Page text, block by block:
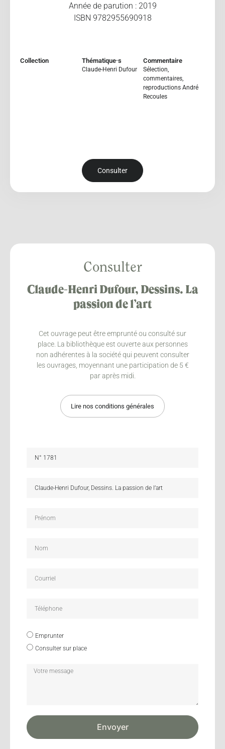
Année de parution : 2019
ISBN 9782955690918
Collection Thématique·s
Claude-Henri Dufour
Commentaire
Sélection,
commentaires,
reproductions André
Recoules
Consulter
Consulter
Claude-Henri Dufour, Dessins. La
passion de l’art
Cet ouvrage peut être emprunté ou consulté sur
place. La bibliothèque est ouverte aux personnes
non adhérentes à la société qui peuvent consulter
les ouvrages, moyennant une participation de 5 €
par après midi.
Lire nos conditions générales
Emprunter
Consulter sur place
Envoyer